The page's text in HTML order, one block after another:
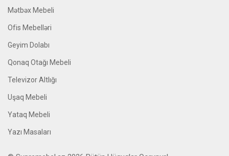
Mətbəx Mebeli
Ofis Mebelləri
Geyim Dolabı
Qonaq Otağı Mebeli
Televizor Altlığı
Uşaq Mebeli
Yataq Mebeli
Yazı Masaları